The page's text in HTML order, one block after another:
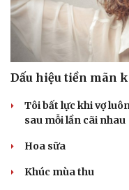
Dấu hiệu tiền mãn
Tôi bất lực khi vợ
sau mỗi lần cãi nhau
Hoa sữa
Khúc mùa thu